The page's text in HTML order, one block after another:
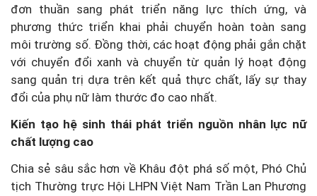
đơn thuần sang phát triển năng lực thích ứng, và
phương thức triển khai phải chuyển hoàn toàn sang
môi trường số. Đồng thời, các hoạt động phải gắn chặt
với chuyển đổi xanh và chuyển từ quản lý hoạt động
sang quản trị dựa trên kết quả thực chất, lấy sự thay
đổi của phụ nữ làm thước đo cao nhất.
Kiến tạo hệ sinh thái phát triển nguồn nhân lực nữ
chất lượng cao
Chia sẻ sâu sắc hơn về Khâu đột phá số một, Phó Chủ
tịch Thường trực Hội LHPN Việt Nam Trần Lan Phương